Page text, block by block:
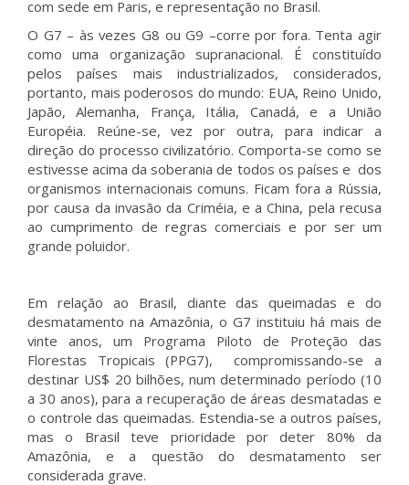
com sede em Paris, e representação no Brasil.
O G7 – às vezes G8 ou G9 –corre por fora. Tenta agir
como uma organização supranacional. É constituído
pelos países mais industrializados, considerados,
portanto, mais poderosos do mundo: EUA, Reino Unido,
Japão, Alemanha, França, Itália, Canadá, e a União
Européia. Reúne-se, vez por outra, para indicar a
direção do processo civilizatório. Comporta-se como se
estivesse acima da soberania de todos os países e dos
organismos internacionais comuns. Ficam fora a Rússia,
por causa da invasão da Criméia, e a China, pela recusa
ao cumprimento de regras comerciais e por ser um
grande poluidor.
Em relação ao Brasil, diante das queimadas e do
desmatamento na Amazônia, o G7 instituiu há mais de
vinte anos, um Programa Piloto de Proteção das
Florestas Tropicais (PPG7), compromissando-se a
destinar US$ 20 bilhões, num determinado período (10
a 30 anos), para a recuperação de áreas desmatadas e
o controle das queimadas. Estendia-se a outros países,
mas o Brasil teve prioridade por deter 80% da
Amazônia, e a questão do desmatamento ser
considerada grave.